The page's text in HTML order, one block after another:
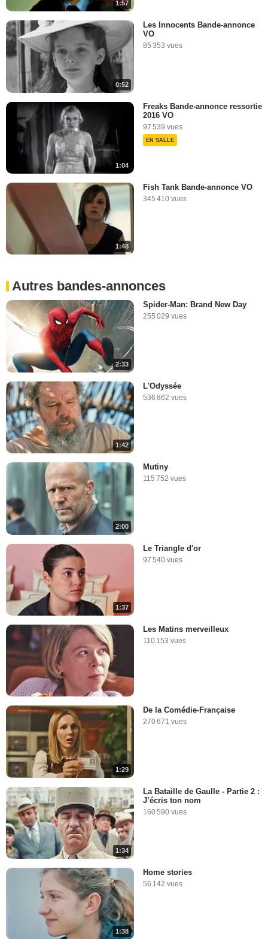
1:57
0:52
Les Innocents Bande-annonce
VO
85 353 vues
1:04
Freaks Bande-annonce ressortie
2016 VO
97 539 vues
EN SALLE
1:48
Fish Tank Bande-annonce VO
345 410 vues
Autres bandes-annonces
2:33
Spider-Man: Brand New Day
255 029 vues
1:42
L'Odyssée
536 862 vues
2:00
Mutiny
115 752 vues
1:37
Le Triangle d'or
97 540 vues
Les Matins merveilleux
110 153 vues
1:29
De la Comédie-Française
270 671 vues
1:34
La Bataille de Gaulle - Partie 2 :
J’écris ton nom
160 590 vues
1:38
Home stories
56 142 vues